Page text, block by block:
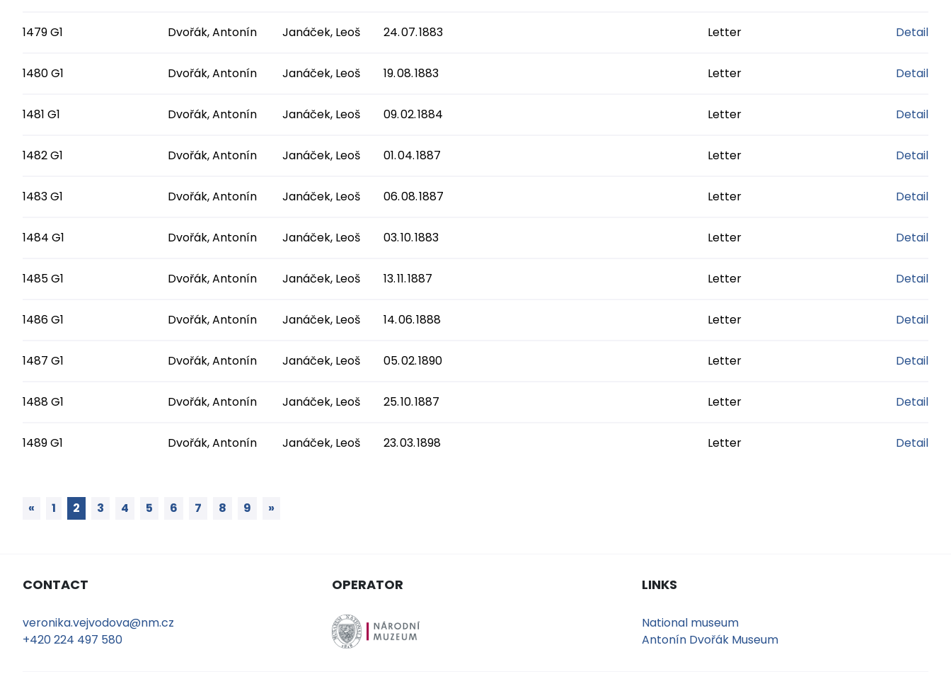
1479 G1 Dvořák, Antonín Janáček, Leoš 24. 07. 1883 Letter Detail
1480 G1 Dvořák, Antonín Janáček, Leoš 19. 08. 1883 Letter Detail
1481 G1 Dvořák, Antonín Janáček, Leoš 09. 02. 1884 Letter Detail
1482 G1 Dvořák, Antonín Janáček, Leoš 01. 04. 1887 Letter Detail
1483 G1 Dvořák, Antonín Janáček, Leoš 06. 08. 1887 Letter Detail
1484 G1 Dvořák, Antonín Janáček, Leoš 03. 10. 1883 Letter Detail
1485 G1 Dvořák, Antonín Janáček, Leoš 13. 11. 1887 Letter Detail
1486 G1 Dvořák, Antonín Janáček, Leoš 14. 06. 1888 Letter Detail
1487 G1 Dvořák, Antonín Janáček, Leoš 05. 02. 1890 Letter Detail
1488 G1 Dvořák, Antonín Janáček, Leoš 25. 10. 1887 Letter Detail
1489 G1 Dvořák, Antonín Janáček, Leoš 23. 03. 1898 Letter Detail
« 1 2 3 4 5 6 7 8 9 »
CONTACT
veronika.vejvodova@nm.cz
+420 224 497 580
OPERATOR LINKS
National museum
Antonín Dvořák Museum